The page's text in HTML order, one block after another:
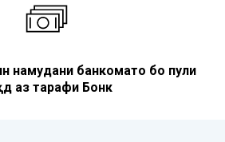
намудани банкоматҳо бо пули
аз тарафи Бонк